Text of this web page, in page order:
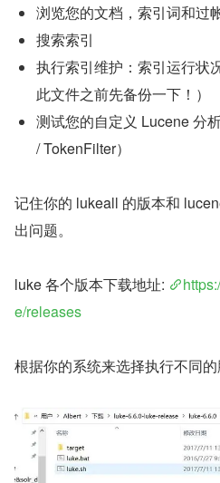
浏览您的文档，索引词和过
搜索索引
执行索引维护：索引运行状
此文件之前先备份一下！）
测试您的自定义 Lucene 分
/ TokenFilter）
记住你的 lukeall 的版本和
出问题。
luke 各个版本下载地址:
e/releases
根据你的系统来选择执行不同的